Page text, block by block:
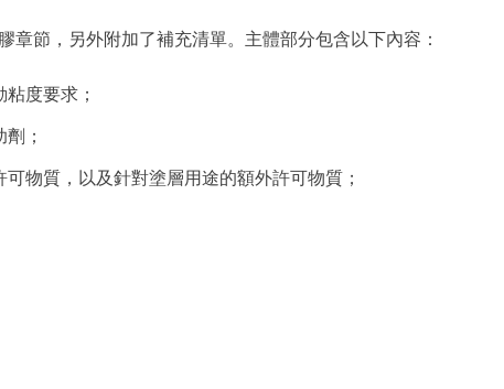
節，另外附加了補充清單。主體部分包含以下內容：
度要求；
；
物質，以及針對塗層用途的額外許可物質；